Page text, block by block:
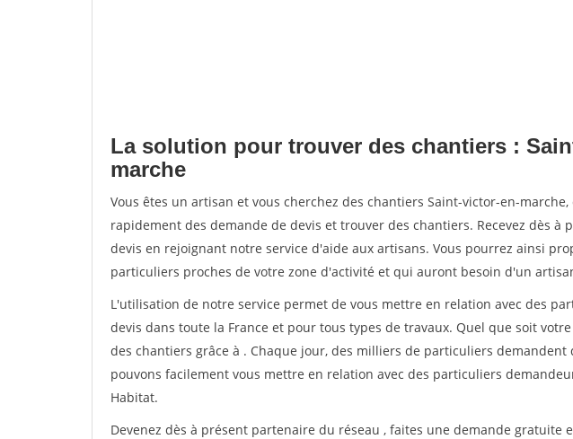
La solution pour trouver des chantiers :
marche
Vous êtes un artisan et vous cherchez des chantiers Saint-victor-en-
rapidement des demande de devis et trouver des chantiers. Recevez dès à
devis en rejoignant notre service d'aide aux artisans. Vous pourrez ainsi
particuliers proches de votre zone d'activité et qui auront besoin d'un
L'utilisation de notre service permet de vous mettre en relation avec des
devis dans toute la France et pour tous types de travaux. Quel que soit
des chantiers grâce à . Chaque jour, des milliers de particuliers demandent
pouvons facilement vous mettre en relation avec des particuliers
Habitat.
Devenez dès à présent partenaire du réseau , faites une demande gratuite